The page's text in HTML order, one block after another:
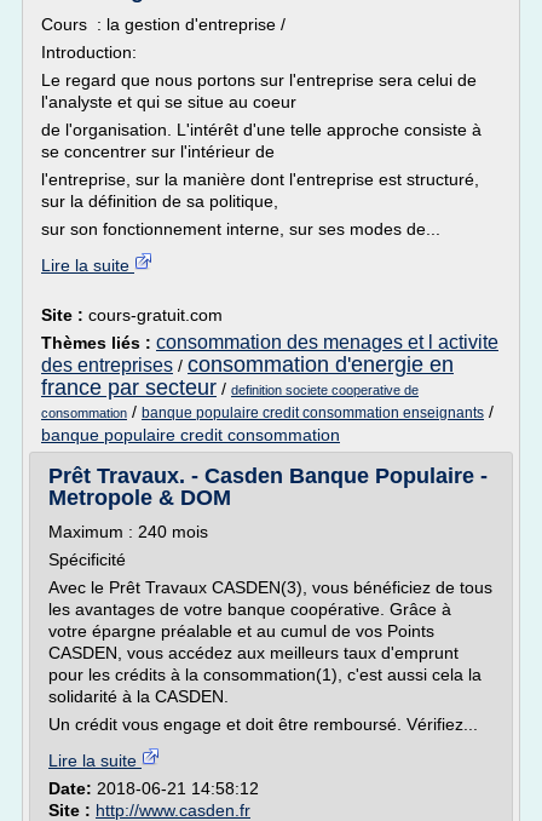
Cours : la gestion d'entreprise /
Introduction:
Le regard que nous portons sur l'entreprise sera celui de
l'analyste et qui se situe au coeur
de l'organisation. L'intérêt d'une telle approche consiste à
se concentrer sur l'intérieur de
l'entreprise, sur la manière dont l'entreprise est structuré,
sur la définition de sa politique,
sur son fonctionnement interne, sur ses modes de...
Lire la suite
Site : cours-gratuit.com
Thèmes liés : consommation des menages et l activite
des entreprises / consommation d'energie en
france par secteur / definition societe cooperative de
consommation / banque populaire credit consommation enseignants /
banque populaire credit consommation
Prêt Travaux. - Casden Banque Populaire -
Metropole & DOM
Maximum : 240 mois
Spécificité
Avec le Prêt Travaux CASDEN(3), vous bénéficiez de tous
les avantages de votre banque coopérative. Grâce à
votre épargne préalable et au cumul de vos Points
CASDEN, vous accédez aux meilleurs taux d'emprunt
pour les crédits à la consommation(1), c'est aussi cela la
solidarité à la CASDEN.
Un crédit vous engage et doit être remboursé. Vérifiez...
Lire la suite
Date: 2018-06-21 14:58:12
Site : http://www.casden.fr